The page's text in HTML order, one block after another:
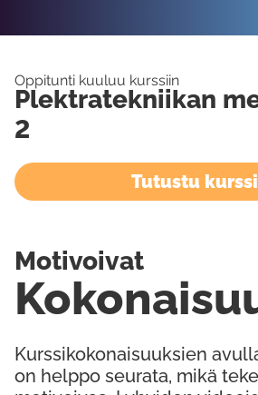
Oppitunti kuuluu kurssiin
Plektratekniikan
2
Tutustu
Kurssikokonaisuuksien
on helppo seurata, mikä
Motivoivat